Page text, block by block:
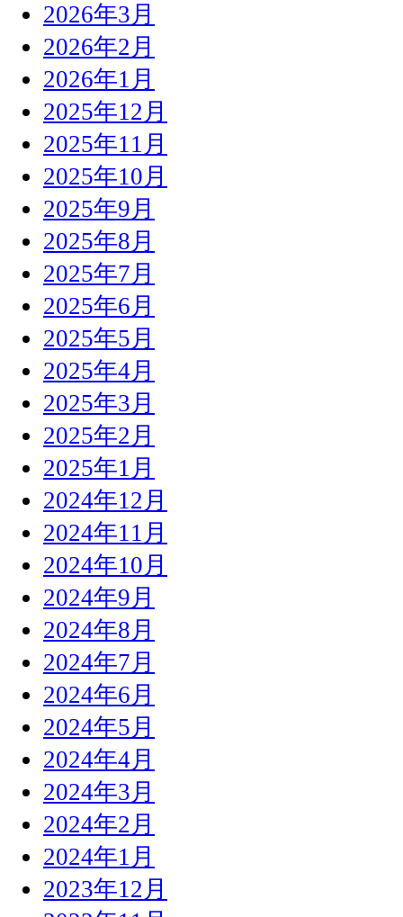
2026年3月
2026年2月
2026年1月
2025年12月
2025年11月
2025年10月
2025年9月
2025年8月
2025年7月
2025年6月
2025年5月
2025年4月
2025年3月
2025年2月
2025年1月
2024年12月
2024年11月
2024年10月
2024年9月
2024年8月
2024年7月
2024年6月
2024年5月
2024年4月
2024年3月
2024年2月
2024年1月
2023年12月